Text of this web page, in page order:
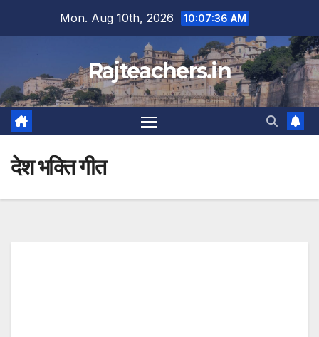
Mon. Aug 10th, 2026 10:07:36 AM
Rajteachers.in
देश भक्ति गीत